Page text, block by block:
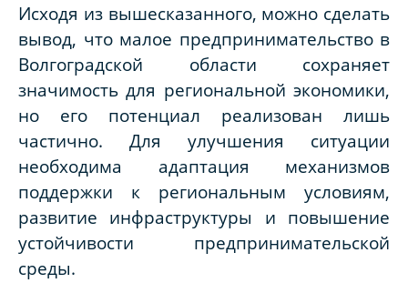
Исходя из вышесказанного, можно сделать
вывод, что малое предпринимательство в
Волгоградской области сохраняет
значимость для региональной экономики,
но его потенциал реализован лишь
частично. Для улучшения ситуации
необходима адаптация механизмов
поддержки к региональным условиям,
развитие инфраструктуры и повышение
устойчивости предпринимательской
среды.